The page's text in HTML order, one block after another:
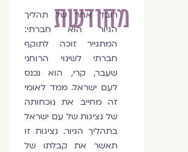
מחודשת
רובד אחר של תהליך
הגיור הוא חברתי:
המתגייר זוכה לתוקף
חברתי לשינוי הרוחני
שעבר, קרי, הוא נכנס
לעם ישראל. ממד לאומי
זה מחייב את נוכחותה
של נציגות של עם ישראל
בתהליך הגיור. נציגות זו
תאשר את קבלתו של